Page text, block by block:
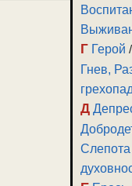
Г Герой /
Гнев,
Д
Слепота